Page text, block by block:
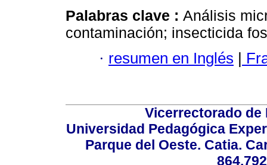
Palabras clave : Análisis
contaminación; insecticida
· resumen en Inglés |
Vicerrectorado
Universidad Pedagógica
Parque del Oeste. Catia.